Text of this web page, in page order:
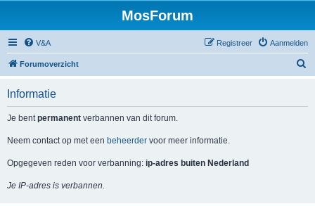
MosForum
V&A Aanmelden
Registreer
Forumoverzicht
Informatie
Je bentpermanent verbannen van dit forum.
Neem contact op met een beheerder voor meer informatie.
Opgegeven reden voor verbanning: ip-adres buiten Nederland
Je IP-adres is verbannen.